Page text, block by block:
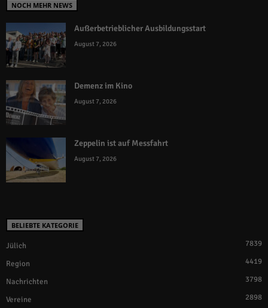
NOCH MEHR NEWS
Außerbetrieblicher Ausbildungsstart
August 7, 2026
Demenz im Kino
August 7, 2026
Zeppelin ist auf Messfahrt
August 7, 2026
BELIEBTE KATEGORIE
Jülich 7839
Region 4419
Nachrichten 3798
Vereine 2898